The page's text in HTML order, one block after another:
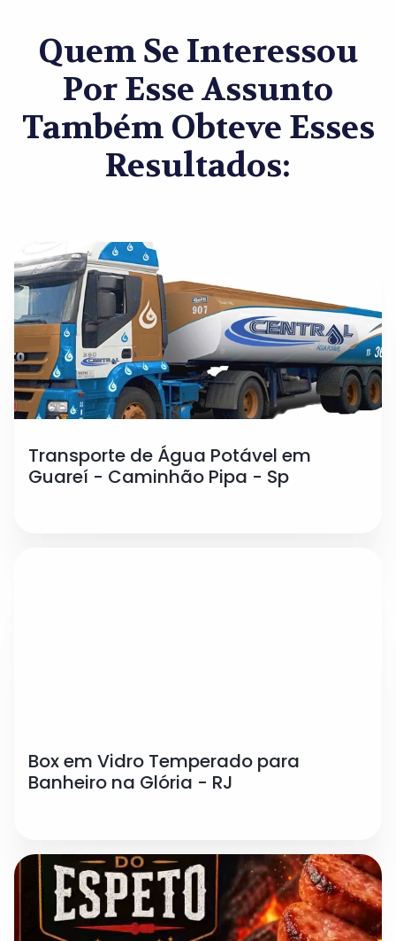
Quem Se Interessou
Por Esse Assunto
Também Obteve Esses
Resultados:
Transporte de Água Potável em
Guareí - Caminhão Pipa - Sp
Box em Vidro Temperado para
Banheiro na Glória - RJ